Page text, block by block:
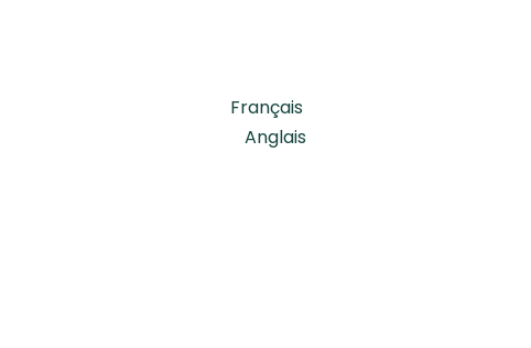
Français
Anglais